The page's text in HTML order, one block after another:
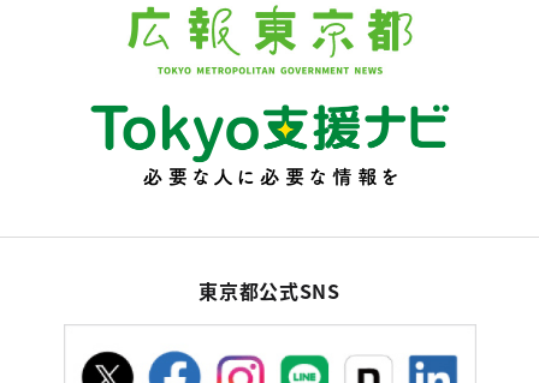
東京都公式SNS